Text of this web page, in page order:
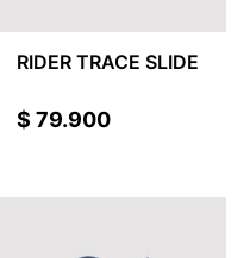
RIDER TRACE SLIDE
$ 79.900